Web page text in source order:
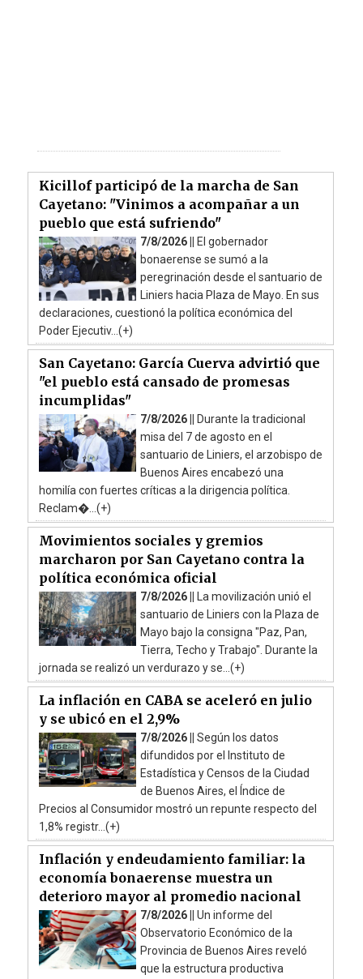
Kicillof participó de la marcha de San
Cayetano: "Vinimos a acompañar a un
pueblo que está sufriendo"
7/8/2026 || El gobernador
bonaerense se sumó a la
peregrinación desde el santuario de
Liniers hacia Plaza de Mayo. En sus
declaraciones, cuestionó la política económica del
Poder Ejecutiv...(+)
San Cayetano: García Cuerva advirtió que
"el pueblo está cansado de promesas
incumplidas"
7/8/2026 || Durante la tradicional
misa del 7 de agosto en el
santuario de Liniers, el arzobispo de
Buenos Aires encabezó una
homilía con fuertes críticas a la dirigencia política.
Reclam�...(+)
Movimientos sociales y gremios
marcharon por San Cayetano contra la
política económica oficial
7/8/2026 || La movilización unió el
santuario de Liniers con la Plaza de
Mayo bajo la consigna "Paz, Pan,
Tierra, Techo y Trabajo". Durante la
jornada se realizó un verdurazo y se...(+)
La inflación en CABA se aceleró en julio
y se ubicó en el 2,9%
7/8/2026 || Según los datos
difundidos por el Instituto de
Estadística y Censos de la Ciudad
de Buenos Aires, el Índice de
Precios al Consumidor mostró un repunte respecto del
1,8% registr...(+)
Inflación y endeudamiento familiar: la
economía bonaerense muestra un
deterioro mayor al promedio nacional
7/8/2026 || Un informe del
Observatorio Económico de la
Provincia de Buenos Aires reveló
que la estructura productiva